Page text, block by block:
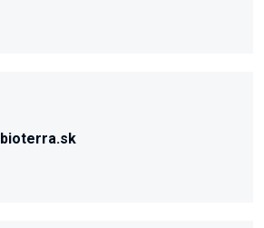
bioterra.sk